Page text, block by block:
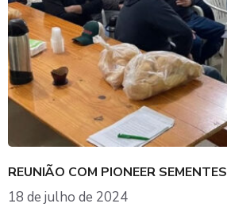
REUNIÃO COM PIONEER SEMENTES
18 de julho de 2024